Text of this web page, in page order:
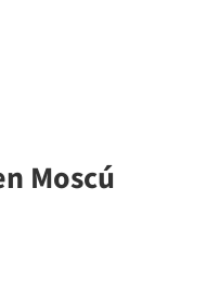
Moscú